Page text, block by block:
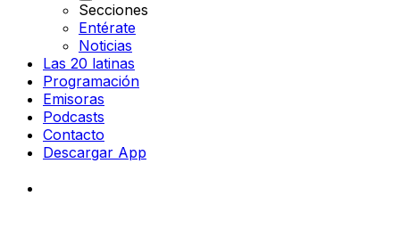
Secciones
Entérate
Noticias
Las 20 latinas
Programación
Emisoras
Podcasts
Contacto
Descargar App